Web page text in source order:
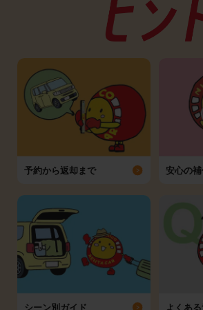
予約から返却まで 安心の
シーン別ガイド よくある